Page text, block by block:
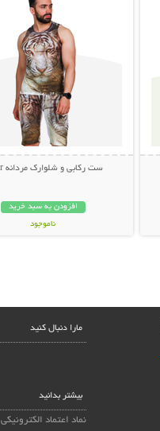
ست رکابی و شلوارک مردانه Tiger
افزودن به سبد خرید
ناموجود
مارا دنبال کنید
بیشتر بدانید
نماد اعتماد الکترونیکی